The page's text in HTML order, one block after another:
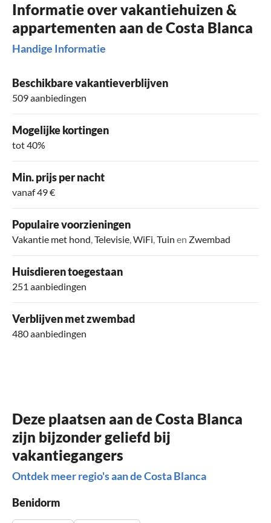
Informatie over vakantiehuizen &
appartementen aan de Costa Blanca
Handige Informatie
Beschikbare vakantieverblijven
509 aanbiedingen
Mogelijke kortingen
tot 40%
Min. prijs per nacht
vanaf 49 €
Populaire voorzieningen
Vakantie met hond,Televisie,WiFi,Tuin en Zwembad
Huisdieren toegestaan
251 aanbiedingen
Verblijven met zwembad
480 aanbiedingen
Deze plaatsen aan de Costa Blanca
zijn bijzonder geliefd bij
vakantiegangers
Ontdek meer regio's aan de Costa Blanca
Benidorm